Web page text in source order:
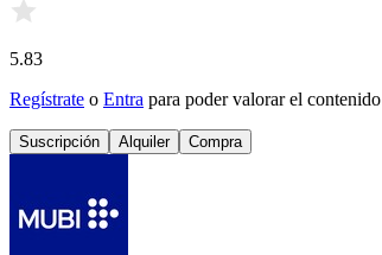
5.83
Regístrate o Entra para poder valorar el contenido
Suscripción Alquiler Compra